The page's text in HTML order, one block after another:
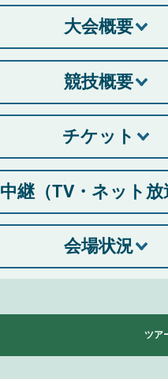
大会概要
競技概要
チケット
中継（TV・ネット放
会場状況
ツア